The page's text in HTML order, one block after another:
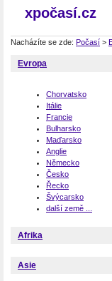
xpočasí.cz
Nacházíte se zde: Počasí >
Evropa
Chorvatsko
Itálie
Francie
Bulharsko
Maďarsko
Anglie
Německo
Česko
Řecko
Švýcarsko
další země ...
Afrika
Asie